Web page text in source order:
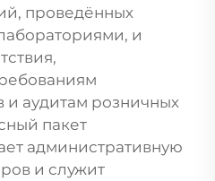
проведённых
и
и аудитам розничных
пакет
административную
и служит